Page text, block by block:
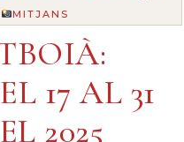
MITJANS
17 AL 31
2025